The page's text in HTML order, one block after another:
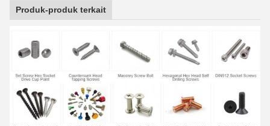
Produk-produk terkait